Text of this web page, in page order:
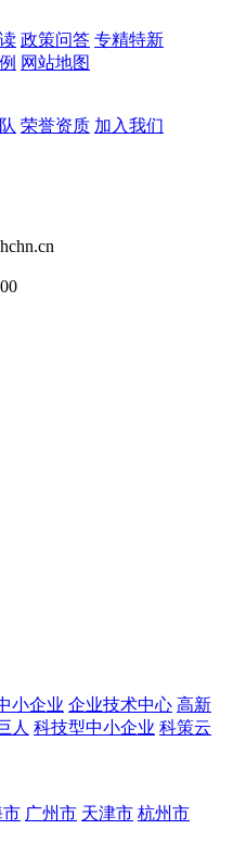
政策问答 专精特新
网站地图
荣誉资质 加入我们
小企业 企业技术中心 高新
人 科技型中小企业 科策云
市 广州市 天津市 杭州市